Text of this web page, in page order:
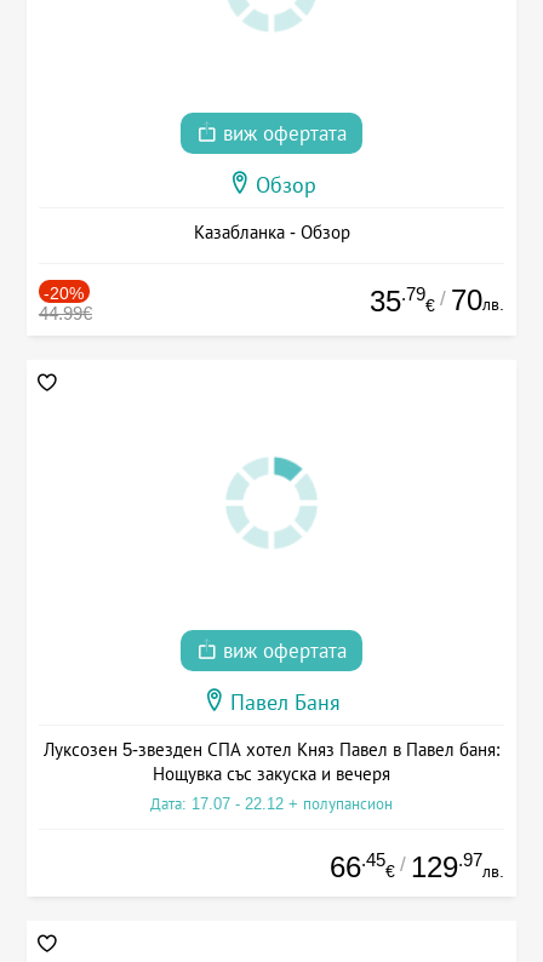
виж офертата
Обзор
Казабланка - Обзор
-20%
44.99€ 35.79
€ / 70лв.
виж офертата
Павел Баня
Луксозен 5-звезден СПА хотел Княз Павел в Павел баня:
Нощувка със закуска и вечеря
Дата: 17.07 - 22.12 + полупансион
66.45
€ / 129.97
лв.